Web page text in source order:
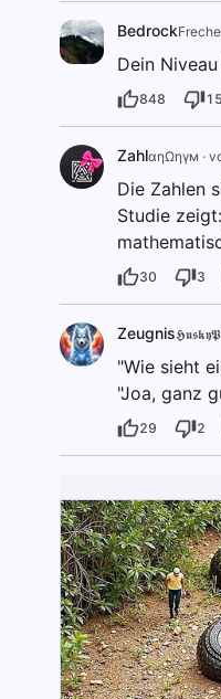
Bedrock
Dein
848
ZahlαηΩηγм ·
Die Zahlen
Studie
30 3
Zeugnis
"Wie sieht
"Joa, ganz
29 2